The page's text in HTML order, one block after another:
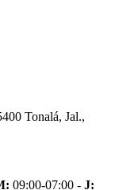
Tonalá, Jal.,
09:00-07:00 - J: